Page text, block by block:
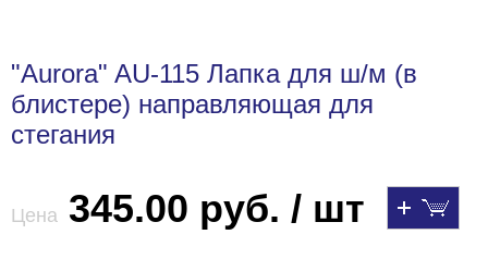
"Aurora" AU-115 Лапка для ш/м (в
блистере) направляющая для
стегания
Цена 345.00 руб. / шт